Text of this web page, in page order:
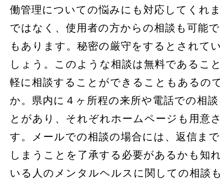
働管理についての悩みにも対応してくれ
ではなく、使用者の方からの相談も可能
もあります。秘密の厳守をするとされて
しょう。このような相談は無料であるこ
軽に相談することができることもあるの
か。県内に４ヶ所程の来所や電話での相
とがあり、それぞれホームページも用意
す。メールでの相談の場合には、返信ま
しまうことを了承する必要があるかも知
いる人のメンタルヘルスに関しての相談